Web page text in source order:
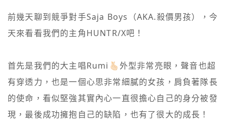
前幾天聊到競爭對手Saja Boys（AKA.殺價男孩），今
天來看看我們的主角HUNTR/X吧！
首先是我們的大主唱Rumi🫰🏻外型非常亮眼，聲音也超
有穿透力，也是一個心思非常細膩的女孩，肩負著隊長
的使命，看似堅強其實內心一直很擔心自己的身分被發
現，最後成功擁抱自己的缺陷，也有了很大的成長！